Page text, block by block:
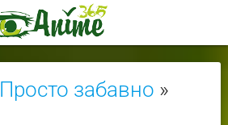
Просто забавно »